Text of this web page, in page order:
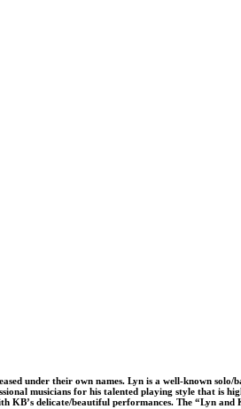
under their own names. Lyn is a well-known
musicians for his talented playing style that is
KB’s delicate/beautiful performances. The “Lyn and